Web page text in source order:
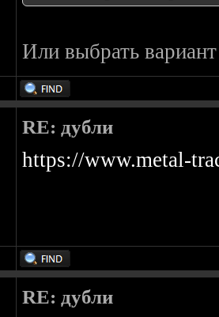
Или выбрать
RE: дубли
https://www.metal-
RE: дубли